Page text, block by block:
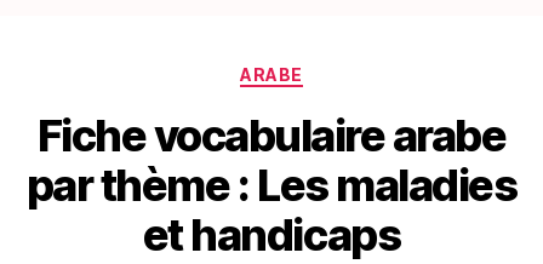
Catégories
ARABE
Fiche vocabulaire arabe
par thème : Les maladies
et handicaps